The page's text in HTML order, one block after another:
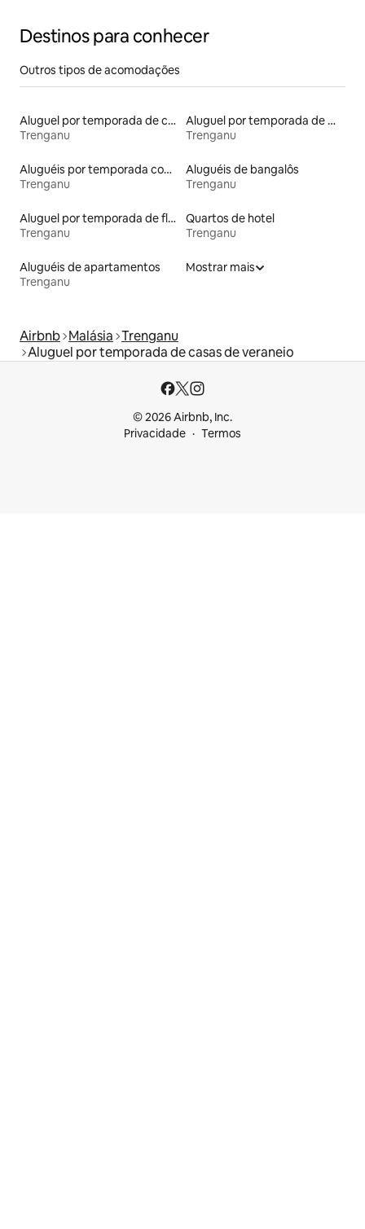
Destinos para conhecer
Outros tipos de acomodações
Aluguel por temporada de casas de hóspedes
Trenganu
Aluguel por temporada de microcasas
Trenganu
Aluguéis por temporada com banheira de hidromassagem
Trenganu
Aluguéis de bangalôs
Trenganu
Aluguel por temporada de flats
Trenganu
Quartos de hotel
Trenganu
Aluguéis de apartamentos
Trenganu
Mostrar mais
Airbnb Malásia Trenganu
Aluguel por temporada de casas de veraneio
© 2026 Airbnb, Inc.
Privacidade
Termos